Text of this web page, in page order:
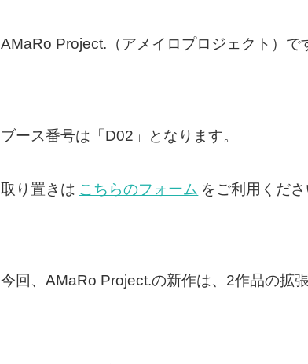
AMaRo Project.（アメイロプロジェクト）で
ブース番号は「D02」となります。
取り置きは こちらのフォーム をご利用くださ
今回、AMaRo Project.の新作は、2作品の拡